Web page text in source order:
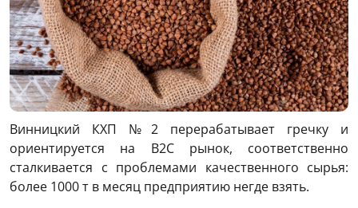
Винницкий КХП №2 перерабатывает гречку и
ориентируется на В2С рынок, соответственно
сталкивается с проблемами качественного сырья:
более 1000 т в месяц предприятию негде взять.